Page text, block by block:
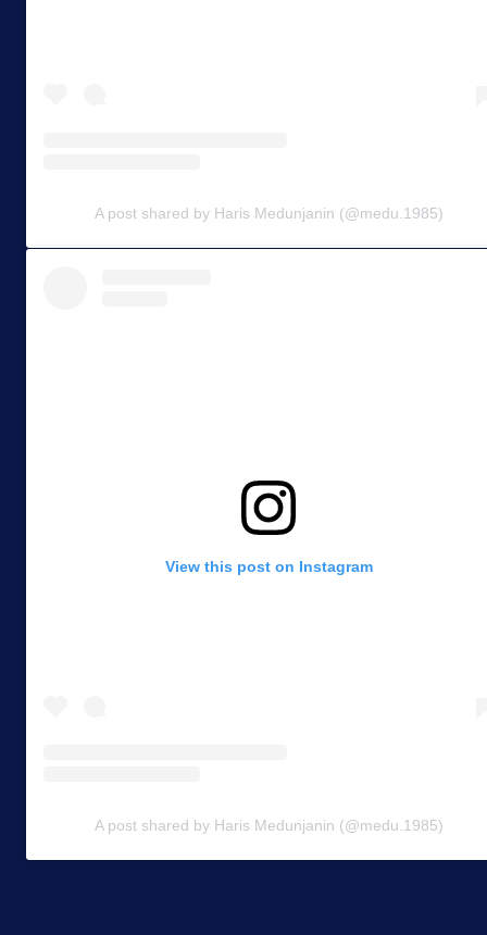
A post shared by Haris Medunjanin (@medu.1985)
View this post on Instagram
A post shared by Haris Medunjanin (@medu.1985)